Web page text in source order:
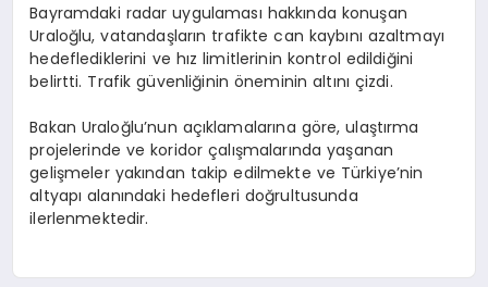
Bayramdaki radar uygulaması hakkında konuşan
Uraloğlu, vatandaşların trafikte can kaybını azaltmayı
hedeflediklerini ve hız limitlerinin kontrol edildiğini
belirtti. Trafik güvenliğinin öneminin altını çizdi.
Bakan Uraloğlu’nun açıklamalarına göre, ulaştırma
projelerinde ve koridor çalışmalarında yaşanan
gelişmeler yakından takip edilmekte ve Türkiye’nin
altyapı alanındaki hedefleri doğrultusunda
ilerlenmektedir.